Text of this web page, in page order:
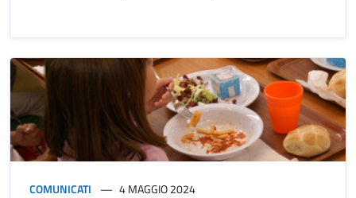
COMUNICATI 4 MAGGIO 2024